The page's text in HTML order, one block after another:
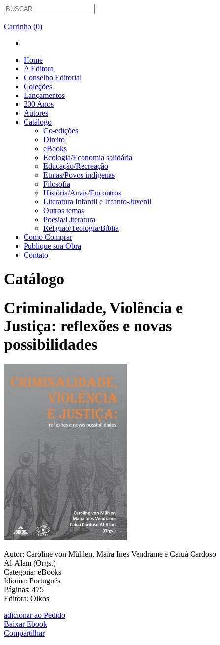
Carrinho (0)
Home
A Editora
Conselho Editorial
Coleções
Lançamentos
200 Anos
Autores
Catálogo
Co-edições
Direito
eBooks
Ecologia/Economia solidária
Educação/Recreação
Etnias/Povos indígenas
Filosofia
História/Anais/Encontros
Literatura Infantil e Infanto-Juvenil
Outros temas
Poesia/Literatura
Religião/Teologia/Bíblia
Como Comprar
Publique sua Obra
Contato
Catálogo
Criminalidade, Violência e
Justiça: reflexões e novas
possibilidades
Autor: Caroline von Mühlen, Maíra Ines Vendrame e Caiuá Cardoso
Al-Alam (Orgs.)
Categoria: eBooks
Idioma: Português
Páginas: 475
Editora: Oikos
adicionar ao Pedido
Baixar Ebook
Compartilhar